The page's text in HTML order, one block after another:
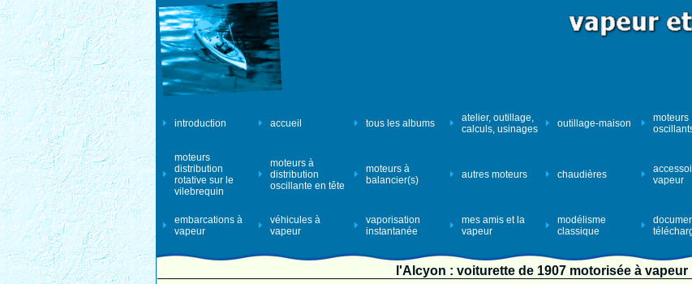
introduction accueil tous les albums
atelier, outillage,
calculs, usinages
outillage-maison
moteurs
moteurs
distribution
rotative sur le
vilebrequin
moteurs à
distribution
oscillante en tête
moteurs à
balancier(s)
autres moteurs chaudières
vapeur
embarcations à
vapeur
véhicules à
vapeur
vaporisation
instantanée
mes amis et la
vapeur
modélisme
classique
l'Alcyon : voiturette de 1907 motorisée à vapeur